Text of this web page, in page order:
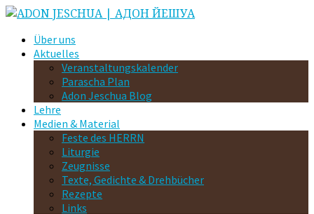
Über uns
Aktuelles
Veranstaltungskalender
Parascha Plan
Adon Jeschua Blog
Lehre
Medien & Material
Feste des HERRN
Liturgie
Zeugnisse
Texte, Gedichte & Drehbücher
Rezepte
Links